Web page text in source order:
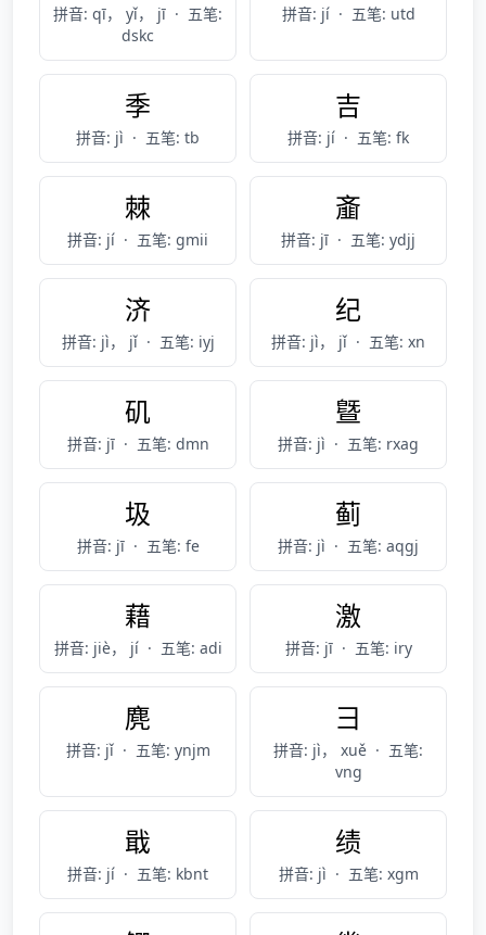
拼音: qī， yǐ， jī · 五笔:
dskc
拼音: jí · 五笔: utd
季
拼音: jì · 五笔: tb
吉
拼音: jí · 五笔: fk
棘
拼音: jí · 五笔: gmii
齑
拼音: jī · 五笔: ydjj
济
拼音: jì， jǐ · 五笔: iyj
纪
拼音: jì， jǐ · 五笔: xn
矶
拼音: jī · 五笔: dmn
曁
拼音: jì · 五笔: rxag
圾
拼音: jī · 五笔: fe
蓟
拼音: jì · 五笔: aqgj
藉
拼音: jiè， jí · 五笔: adi
激
拼音: jī · 五笔: iry
麂
拼音: jǐ · 五笔: ynjm
彐
拼音: jì， xuě · 五笔:
vng
戢
拼音: jí · 五笔: kbnt
绩
拼音: jì · 五笔: xgm